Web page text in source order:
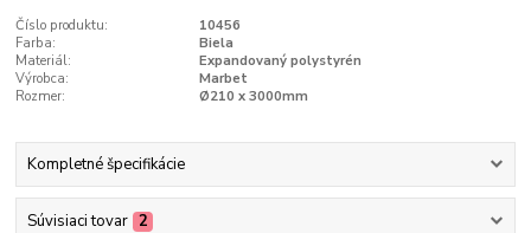
Číslo produktu:
10456
Farba:
Biela
Materiál:
Expandovaný polystyrén
Výrobca:
Marbet
Rozmer:
Ø210 x 3000mm
Kompletné špecifikácie
Súvisiaci tovar 2